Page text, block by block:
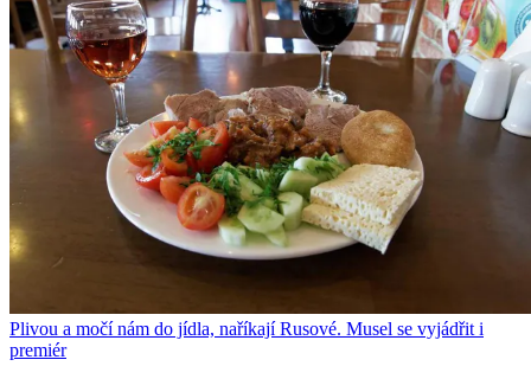
Plivou a močí nám do jídla, naříkají Rusové. Musel se vyjádřit i
premiér